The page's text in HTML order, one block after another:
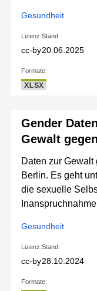
Gesundheit
Lizenz:
cc-by
Stand:
20.06.2025
Formate:
XLSX
Gender
Gewalt
Daten zur
Berlin. Es geht
die sexuelle
Gesundheit
Lizenz:
cc-by
Stand:
28.10.2024
Formate: